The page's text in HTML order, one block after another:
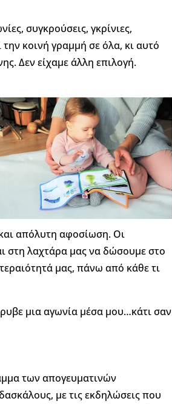
συγκρούσεις, γκρίνιες,
κοινή γραμμή σε όλα, κι αυτό
Δεν είχαμε άλλη επιλογή.
απόλυτη αφοσίωση. Οι
στη λαχτάρα μας να δώσουμε στο
μας, πάνω από κάθε τι
μια αγωνία μέσα μου…κάτι σαν
των απογευματινών
με τις εκδηλώσεις που